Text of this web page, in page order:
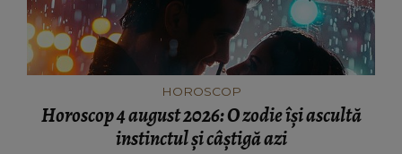
HOROSCOP
Horoscop 4 august 2026: O zodie își ascultă
instinctul și câștigă azi